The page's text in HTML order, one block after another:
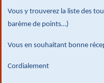
Vous y trouverez la liste des
barème de points…)
Vous en souhaitant bonne
Cordialement